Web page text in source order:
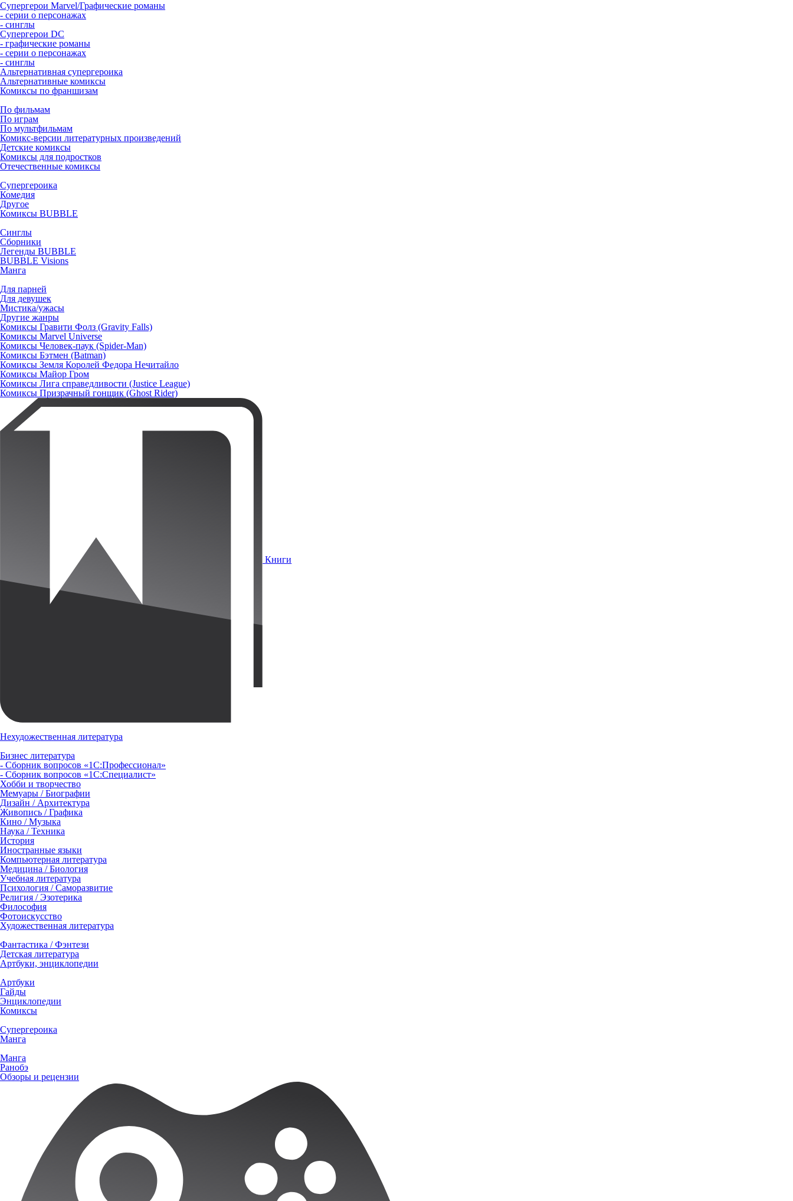
Супергерои Marvel/Графические романы
- серии о персонажах
- синглы
Супергерои DC
- графические романы
- серии о персонажах
- синглы
Альтернативная супергероика
Альтернативные комиксы
Комиксы по франшизам
По фильмам
По играм
По мультфильмам
Комикс-версии литературных произведений
Детские комиксы
Комиксы для подростков
Отечественные комиксы
Супергероика
Комедия
Другое
Комиксы BUBBLE
Синглы
Сборники
Легенды BUBBLE
BUBBLE Visions
Манга
Для парней
Для девушек
Мистика/ужасы
Другие жанры
Комиксы Гравити Фолз (Gravity Falls)
Комиксы Marvel Universe
Комиксы Человек-паук (Spider-Man)
Комиксы Бэтмен (Batman)
Комиксы Земля Королей Федора Нечитайло
Комиксы Майор Гром
Комиксы Лига справедливости (Justice League)
Комиксы Призрачный гонщик (Ghost Rider)
Книги
Нехудожественная литература
Бизнес литература
- Сборник вопросов «1С:Профессионал»
- Сборник вопросов «1С:Специалист»
Хобби и творчество
Мемуары / Биографии
Дизайн / Архитектура
Живопись / Графика
Кино / Музыка
Наука / Техника
История
Иностранные языки
Компьютерная литература
Медицина / Биология
Учебная литература
Психология / Саморазвитие
Религия / Эзотерика
Философия
Фотоискусство
Художественная литература
Фантастика / Фэнтези
Детская литература
Артбуки, энциклопедии
Артбуки
Гайды
Энциклопедии
Комиксы
Супергероика
Манга
Манга
Ранобэ
Обзоры и рецензии